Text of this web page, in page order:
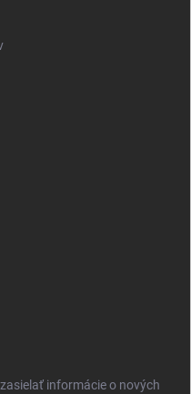
informácie o nových